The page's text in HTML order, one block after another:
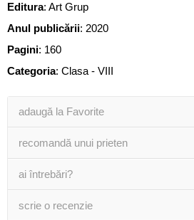
Editura: Art Grup
Anul publicării: 2020
Pagini: 160
Categoria: Clasa - VIII
adaugă la Favorite
recomandă unui prieten
ai întrebări?
scrie o recenzie